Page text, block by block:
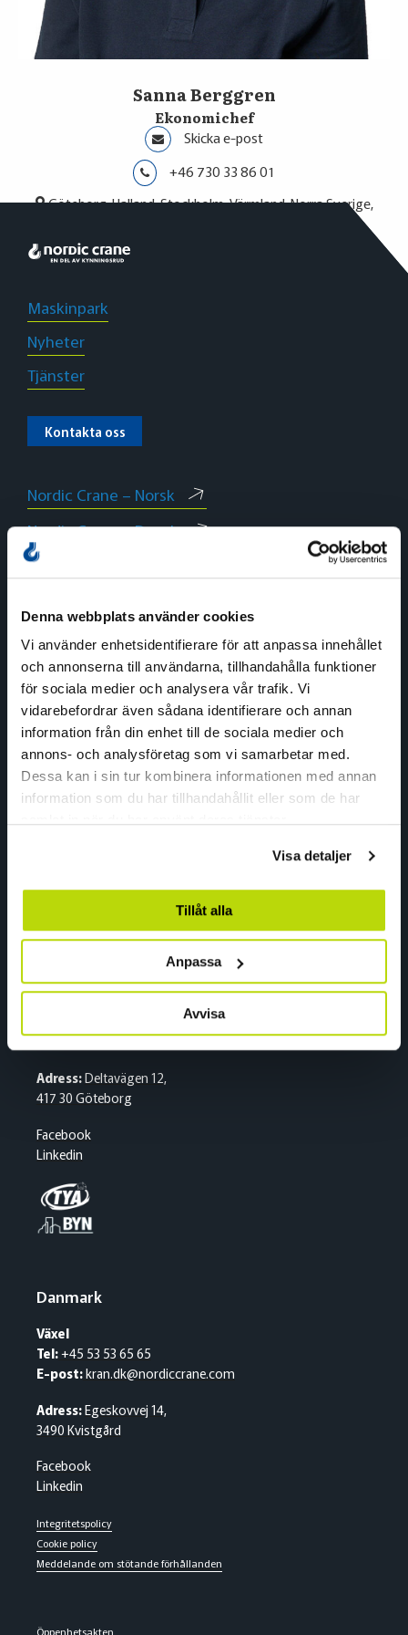
Denna webbplats använder cookies
Vi använder enhetsidentifierare för att anpassa innehållet
och annonserna till användarna, tillhandahålla funktioner
för sociala medier och analysera vår trafik. Vi
vidarebefordrar även sådana identifierare och annan
information från din enhet till de sociala medier och
annons- och analysföretag som vi samarbetar med.
Dessa kan i sin tur kombinera informationen med annan
information som du har tillhandahållit eller som de har
Visa detaljer
Tillåt alla
Anpassa
Avvisa
Sanna Berggren
Ekonomichef
+46 730 33 86 01
Göteborg, Halland, Stockholm, Värmland, Norra Sverige,
Skicka e-post
Maskinpark
Nyheter
Tjänster
Kontakta oss
Nordic Crane – Norsk
Nordic Crane – Dansk
Nordic Crane – English
Norge
Växel
Tel:+47 815 11 511
E-post: kran.no@nordiccrane.com
Linkedin
E-post:kran.se@nordiccrane.com
Adress:Deltavägen 12,
417 30 Göteborg
Facebook
Linkedin
Danmark
Växel
Tel:+45 53 53 65 65
E-post:kran.dk@nordiccrane.com
Adress:Egeskovvej 14,
3490 Kvistgård
Facebook
Linkedin
Integritetspolicy
Cookie policy
Meddelande om stötande förhållanden
Öppenhetsakten